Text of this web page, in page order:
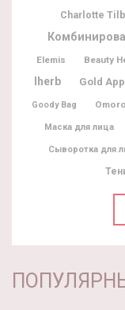
Charlotte
Elemis Beauty
Iherb Gold
Goody Bag
Маска для лица
Сыворотка для